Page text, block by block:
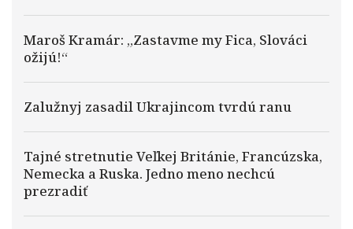
Maroš Kramár: „Zastavme my Fica, Slováci
ožijú!“
Zalužnyj zasadil Ukrajincom tvrdú ranu
Tajné stretnutie Veľkej Británie, Francúzska,
Nemecka a Ruska. Jedno meno nechcú
prezradiť